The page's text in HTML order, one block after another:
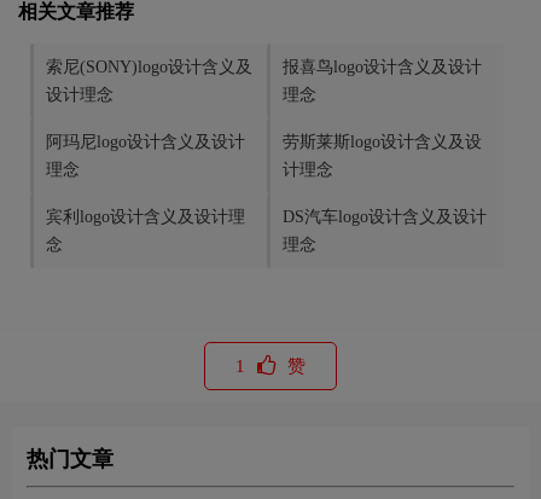
相关文章推荐
索尼(SONY)logo设计含义及
设计理念
报喜鸟logo设计含义及设计
理念
阿玛尼logo设计含义及设计
理念
劳斯莱斯logo设计含义及设
计理念
宾利logo设计含义及设计理
念
DS汽车logo设计含义及设计
理念
1 赞
热门文章